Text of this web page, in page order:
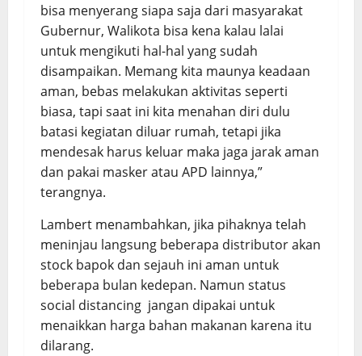
bisa menyerang siapa saja dari masyarakat
Gubernur, Walikota bisa kena kalau lalai
untuk mengikuti hal-hal yang sudah
disampaikan. Memang kita maunya keadaan
aman, bebas melakukan aktivitas seperti
biasa, tapi saat ini kita menahan diri dulu
batasi kegiatan diluar rumah, tetapi jika
mendesak harus keluar maka jaga jarak aman
dan pakai masker atau APD lainnya,”
terangnya.
Lambert menambahkan, jika pihaknya telah
meninjau langsung beberapa distributor akan
stock bapok dan sejauh ini aman untuk
beberapa bulan kedepan. Namun status
social distancing jangan dipakai untuk
menaikkan harga bahan makanan karena itu
dilarang.